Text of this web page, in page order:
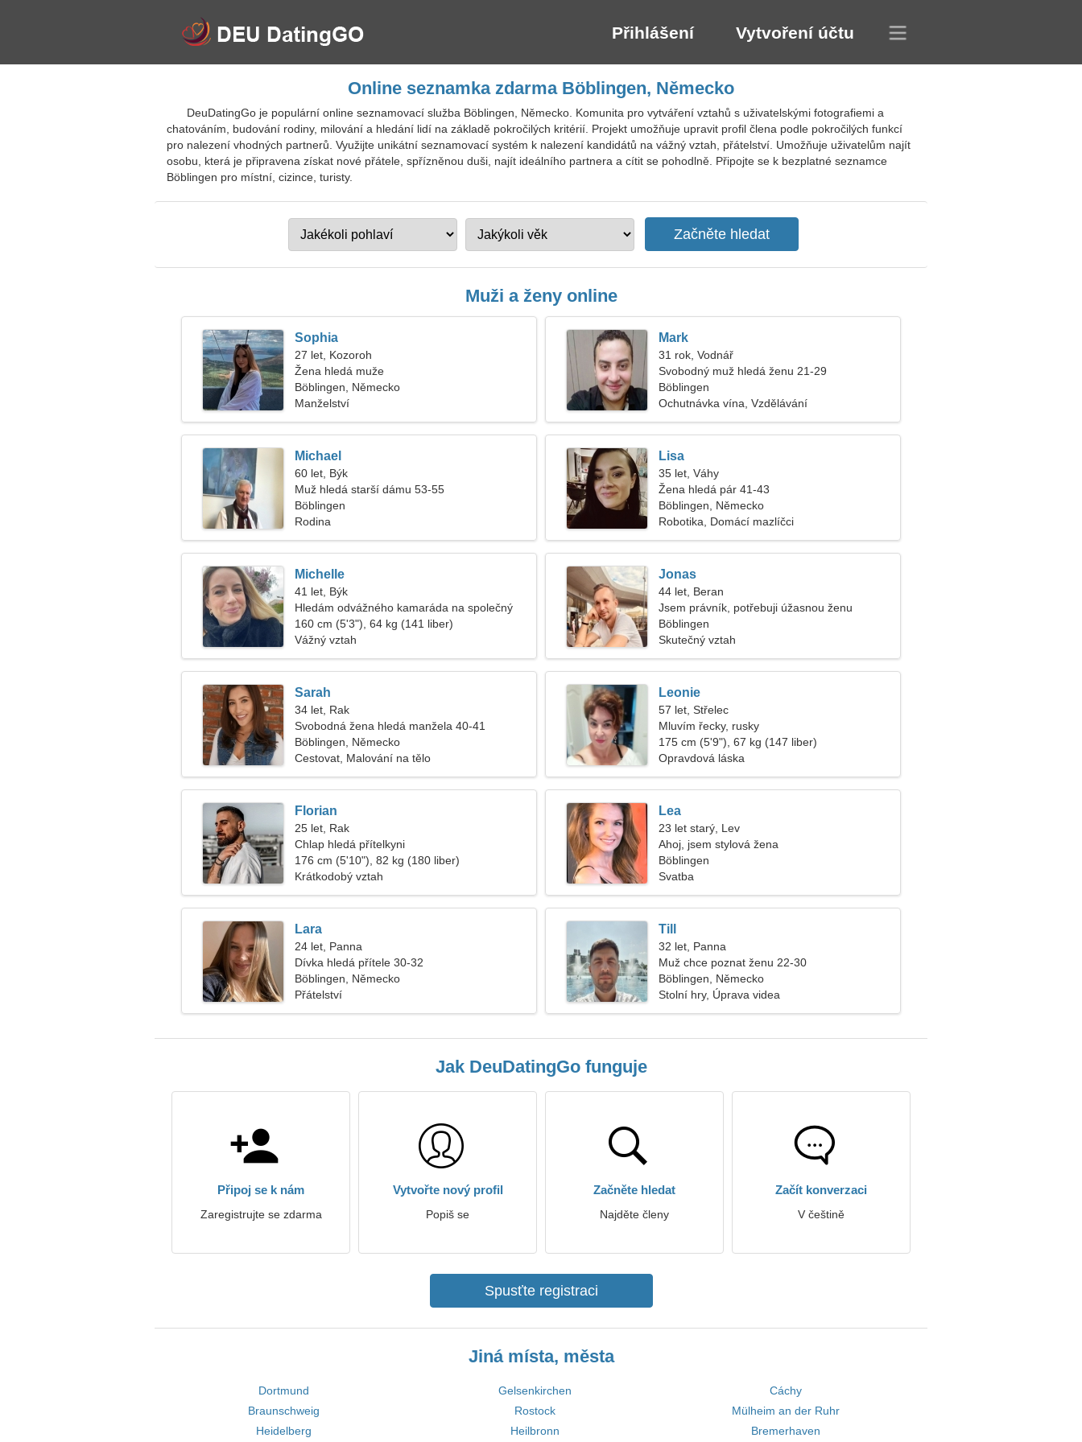
Přihlášení Vytvoření účtu
Online seznamka zdarma Böblingen, Německo
DeuDatingGo je populární online seznamovací služba Böblingen, Německo. Komunita pro vytváření vztahů s uživatelskými fotografiemi a
chatováním, budování rodiny, milování a hledání lidí na základě pokročilých kritérií. Projekt umožňuje upravit profil člena podle pokročilých funkcí
pro nalezení vhodných partnerů. Využijte unikátní seznamovací systém k nalezení kandidátů na vážný vztah, přátelství. Umožňuje uživatelům najít
osobu, která je připravena získat nové přátele, spřízněnou duši, najít ideálního partnera a cítit se pohodlně. Připojte se k bezplatné seznamce
Böblingen pro místní, cizince, turisty.
Muži a ženy online
Sophia
27 let, Kozoroh
Žena hledá muže
Böblingen, Německo
Manželství
Mark
31 rok, Vodnář
Svobodný muž hledá ženu 21-29
Böblingen
Ochutnávka vína, Vzdělávání
Michael
60 let, Býk
Muž hledá starší dámu 53-55
Böblingen
Rodina
Lisa
35 let, Váhy
Žena hledá pár 41-43
Böblingen, Německo
Robotika, Domácí mazlíčci
Michelle
41 let, Býk
Hledám odvážného kamaráda na společný
výlet
160 cm (5'3"), 64 kg (141 liber)
Vážný vztah
Jonas
44 let, Beran
Jsem právník, potřebuji úžasnou ženu
Böblingen
Skutečný vztah
Sarah
34 let, Rak
Svobodná žena hledá manžela 40-41
Böblingen, Německo
Cestovat, Malování na tělo
Leonie
57 let, Střelec
Mluvím řecky, rusky
175 cm (5'9"), 67 kg (147 liber)
Opravdová láska
Florian
25 let, Rak
Chlap hledá přítelkyni
176 cm (5'10"), 82 kg (180 liber)
Krátkodobý vztah
Lea
23 let starý, Lev
Ahoj, jsem stylová žena
Böblingen
Svatba
Lara
24 let, Panna
Dívka hledá přítele 30-32
Böblingen, Německo
Přátelství
Till
32 let, Panna
Muž chce poznat ženu 22-30
Böblingen, Německo
Stolní hry, Úprava videa
Jak DeuDatingGo funguje
Připoj se k nám
Zaregistrujte se zdarma
Vytvořte nový profil
Popiš se
Začněte hledat
Najděte členy
Začít konverzaci
V češtině
Spusťte registraci
Jiná místa, města
Dortmund Gelsenkirchen
Cáchy
Braunschweig
Rostock
Mülheim an der Ruhr
Heidelberg
Heilbronn Bremerhaven